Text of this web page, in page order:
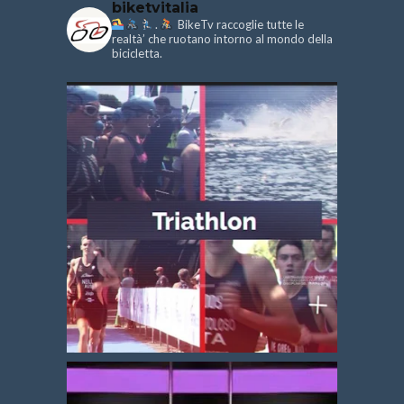
biketvitalia
.
BikeTv raccoglie tutte le
realtà’ che ruotano intorno al mondo della
bicicletta.